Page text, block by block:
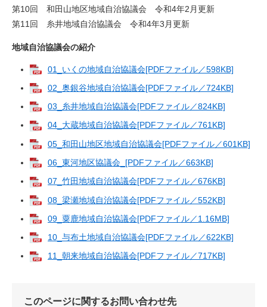
第10回 和田山地区地域自治協議会 令和4年2月更新
第11回 糸井地域自治協議会 令和4年3月更新
地域自治協議会の紹介
01_いくの地域自治協議会[PDFファイル／598KB]
02_奥銀谷地域自治協議会[PDFファイル／724KB]
03_糸井地域自治協議会[PDFファイル／824KB]
04_大蔵地域自治協議会[PDFファイル／761KB]
05_和田山地区地域自治協議会[PDFファイル／601KB]
06_東河地区協議会_[PDFファイル／663KB]
07_竹田地域自治協議会[PDFファイル／676KB]
08_梁瀬地域自治協議会[PDFファイル／552KB]
09_粟鹿地域自治協議会[PDFファイル／1.16MB]
10_与布土地域自治協議会[PDFファイル／622KB]
11_朝来地域自治協議会[PDFファイル／717KB]
このページに関するお問い合わせ先